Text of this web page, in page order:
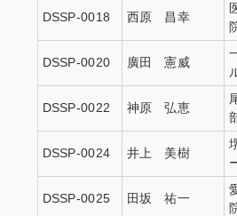
DSSP-0018 西原 昌幸
DSSP-0020 廣田 憲威
DSSP-0022 神原 弘恵
DSSP-0024 井上 美樹
DSSP-0025 田坂 祐一